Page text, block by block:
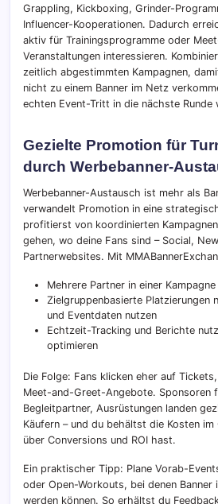
Grappling, Kickboxing, Grinder-
Influencer-Kooperationen. Dadurch
aktiv für Trainingsprogramme oder
Veranstaltungen interessieren.
zeitlich abgestimmten Kampagnen,
nicht zu einem Banner im Netz
echten Event-Tritt in die nächste Runde
Gezielte Promotion für
durch Werbebanner-
Werbebanner-Austausch ist mehr als
verwandelt Promotion in eine
profitierst von koordinierten
gehen, wo deine Fans sind – Social,
Partnerwebsites. Mit
Mehrere Partner in einer
Zielgruppenbasierte Platzierungen
und Eventdaten nutzen
Echtzeit-Tracking und Berichte
optimieren
Die Folge: Fans klicken eher auf
Meet-and-Greet-Angebote. Sponsoren
Begleitpartner, Ausrüstungen landen
Käufern – und du behältst die Kosten
über Conversions und ROI hast.
Ein praktischer Tipp: Plane Vorab-
oder Open-Workouts, bei denen
werden können. So erhältst du